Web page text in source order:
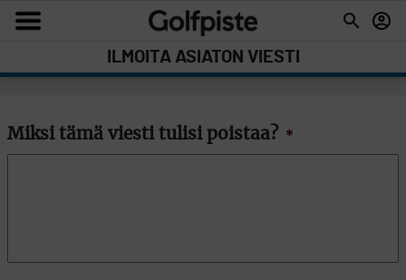
ILMOITA ASIATON VIESTI
Miksi tämä viesti tulisi poistaa? *